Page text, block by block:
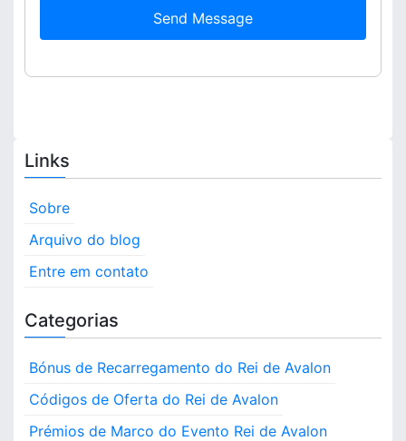
Send Message
Links
Sobre
Arquivo do blog
Entre em contato
Categorias
Bónus de Recarregamento do Rei de Avalon
Códigos de Oferta do Rei de Avalon
Prémios de Marco do Evento Rei de Avalon